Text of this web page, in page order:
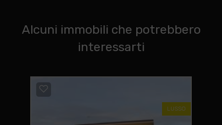
Alcuni immobili che potrebbero
interessarti
LUSSO